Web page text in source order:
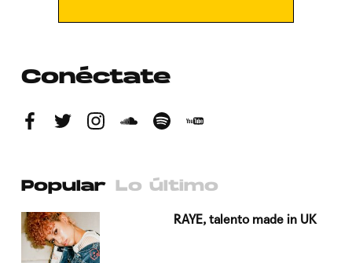
Conéctate
Popular Lo último
RAYE, talento made in UK